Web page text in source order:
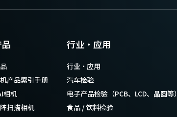
外(SWIR)光线。该相机能够以SWIR光
了尖端的棱镜技术，可为线阵扫描彩色成
感器RGB+NIR（棱镜式）
感器线阵扫描相机设计用于同时捕获可
光谱中的图像数据。
4传感器R-G-B + SWIR（棱镜
式）
4传感器机器视觉线阵扫描相机，可捕获可
见光谱中的RGB图像数据和短波红外波段
光谱中的图像数据。
产品索引手册
相机
扫描相机
行业·应用
行业·应用
汽车检验
电子产品检验（PCB、LCD、晶圆等）
食品 / 饮料检验